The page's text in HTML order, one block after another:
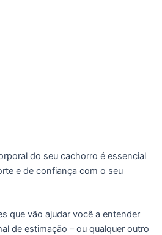
do seu cachorro é essencial
e de confiança com o seu
que vão ajudar você a entender
de estimação – ou qualquer outro